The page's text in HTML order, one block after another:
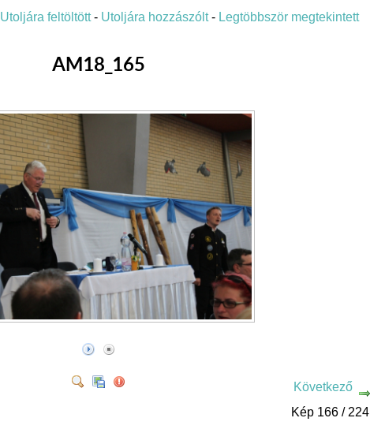
Utoljára feltöltött- Utoljára hozzászólt- Legtöbbször megtekintett
AM18_165
Következő
Kép 166 / 224